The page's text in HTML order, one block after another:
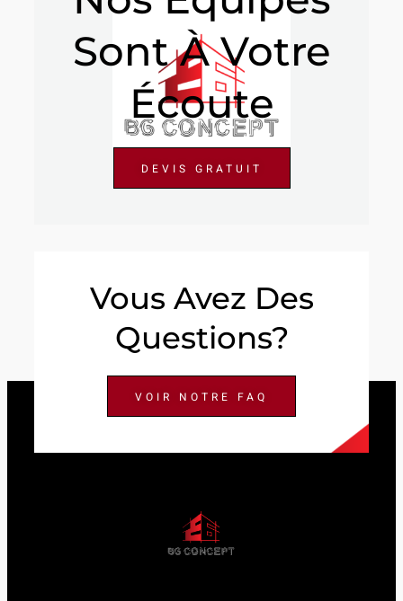
Sont À Votre
Écoute
DEVIS GRATUIT
Vous Avez Des
Questions?
VOIR NOTRE FAQ